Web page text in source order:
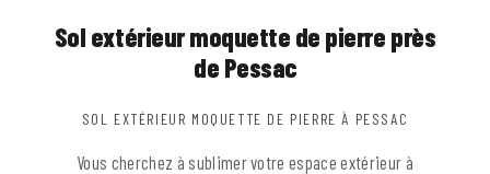
Sol extérieur moquette de pierre près
de Pessac
SOL EXTÉRIEUR MOQUETTE DE PIERRE À PESSAC
Vous cherchez à sublimer votre espace extérieur à